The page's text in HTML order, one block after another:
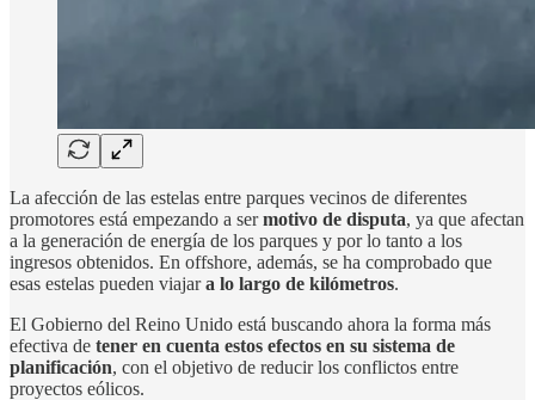
La afección de las estelas entre parques vecinos de diferentes
promotores está empezando a sermotivo de disputa, ya que afectan
a la generación de energía de los parques y por lo tanto a los
ingresos obtenidos. En offshore, además, se ha comprobado que
esas estelas pueden viajara lo largo de kilómetros.
El Gobierno del Reino Unido está buscando ahora la forma más
efectiva de tener en cuenta estos efectos en su sistema de
planificación, con el objetivo de reducir los conflictos entre
proyectos eólicos.